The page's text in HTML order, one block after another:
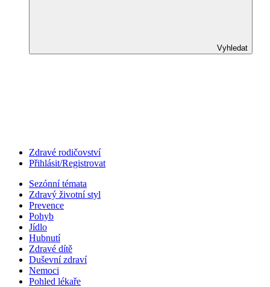
Vyhledat
Zdravé rodičovství
Přihlásit/Registrovat
Sezónní témata
Zdravý životní styl
Prevence
Pohyb
Jídlo
Hubnutí
Zdravé dítě
Duševní zdraví
Nemoci
Pohled lékaře